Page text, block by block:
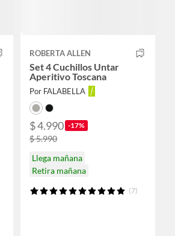
ROBERTA ALLEN
Set 4 Cuchillos Untar
Aperitivo Toscana
Por FALABELLA
$ 4.990 -17%
$ 5.990
Llega mañana
Retira mañana
(7)